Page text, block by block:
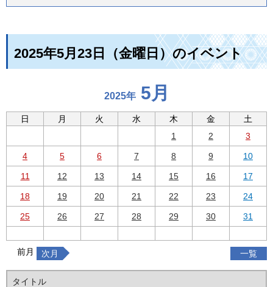
2025年5月23日（金曜日）のイベント
2025年 5月
日 月 火 水 木 金
土
1
2 3
4 5 6 7 8 9 10
11 12 13 14 15 16 17
18 19 20 21 22 23 24
25 26 27 28 29 30 31
前月 一覧
次月
タイトル